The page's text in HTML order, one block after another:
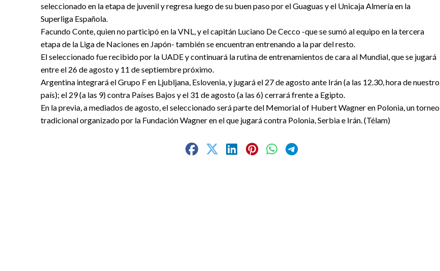
seleccionado en la etapa de juvenil y regresa luego de su buen paso por el Guaguas y el Unicaja Almería en la
Superliga Española.
Facundo Conte, quien no participó en la VNL, y el capitán Luciano De Cecco -que se sumó al equipo en la tercera
etapa de la Liga de Naciones en Japón- también se encuentran entrenando a la par del resto.
El seleccionado fue recibido por la UADE y continuará la rutina de entrenamientos de cara al Mundial, que se jugará
entre el 26 de agosto y 11 de septiembre próximo.
Argentina integrará el Grupo F en Ljubljana, Eslovenia, y jugará el 27 de agosto ante Irán (a las 12.30, hora de nuestro
país); el 29 (a las 9) contra Países Bajos y el 31 de agosto (a las 6) cerrará frente a Egipto.
En la previa, a mediados de agosto, el seleccionado será parte del Memorial of Hubert Wagner en Polonia, un torneo
tradicional organizado por la Fundación Wagner en el que jugará contra Polonia, Serbia e Irán. (Télam)